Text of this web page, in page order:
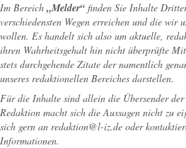
Im Bereich „Melder“ finden Sie Inhalte
verschiedensten Wegen erreichen und die wir
wollen. Es handelt sich also um aktuelle,
ihren Wahrheitsgehalt hin nicht überprüfte
stets durchgehende Zitate der namentlich
unseres redaktionellen Bereiches darstellen.
Für die Inhalte sind allein die Übersender
Redaktion macht sich die Aussagen nicht zu
sich gern an redaktion@l-iz.de oder
Informationen.